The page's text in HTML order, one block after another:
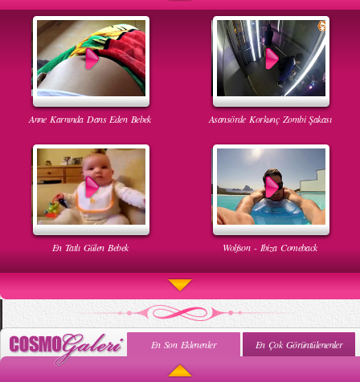
Anne Karnında Dans Eden Bebek Asansörde Korkunç Zombi Şakası
En Tatlı Gülen Bebek Wolfson - Ibiza Comeback
Uyuyan Bebeğe Gangnam Dinletilirse Ne Olur
En Son Eklenenler En Çok Görüntülenenler